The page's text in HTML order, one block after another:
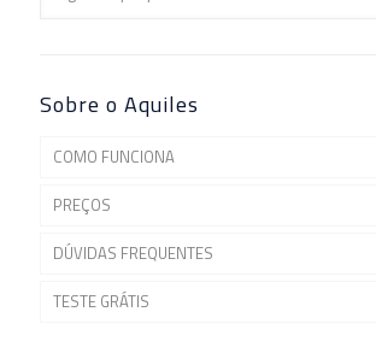
Sobre o Aquiles
COMO FUNCIONA
PREÇOS
DÚVIDAS FREQUENTES
TESTE GRÁTIS